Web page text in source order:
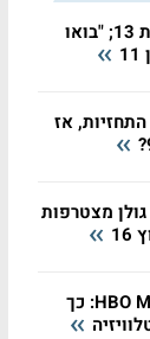
ערוץ 14 עקף את חדשות 13; "בואו
אז
מצטרפות
סלקום נכנסת לזירת HBO Max: כך